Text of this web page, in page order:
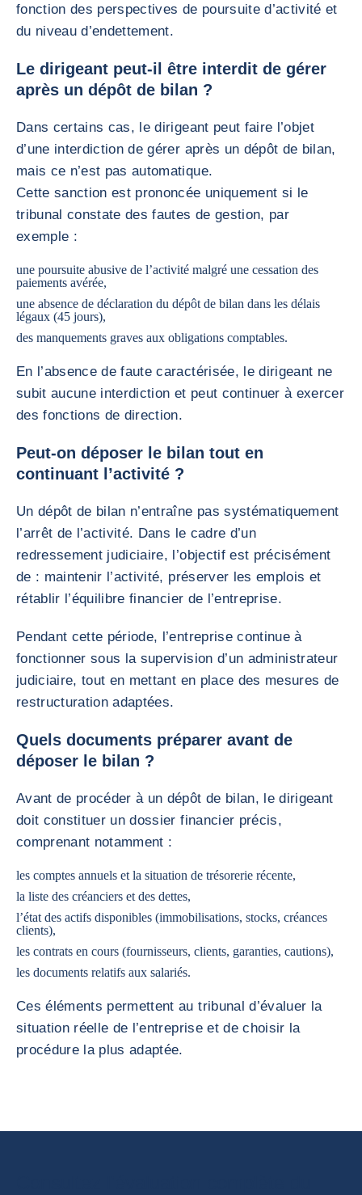
fonction des perspectives de poursuite d’activité et
du niveau d’endettement.
Le dirigeant peut-il être interdit de gérer
après un dépôt de bilan ?
Dans certains cas, le dirigeant peut faire l’objet
d’une interdiction de gérer après un dépôt de bilan,
mais ce n’est pas automatique.
Cette sanction est prononcée uniquement si le
tribunal constate des fautes de gestion, par
exemple :
une poursuite abusive de l’activité malgré une cessation des
paiements avérée,
une absence de déclaration du dépôt de bilan dans les délais
légaux (45 jours),
des manquements graves aux obligations comptables.
En l’absence de faute caractérisée, le dirigeant ne
subit aucune interdiction et peut continuer à exercer
des fonctions de direction.
Peut-on déposer le bilan tout en
continuant l’activité ?
Un dépôt de bilan n’entraîne pas systématiquement
l’arrêt de l’activité. Dans le cadre d’un
redressement judiciaire, l’objectif est précisément
de : maintenir l’activité, préserver les emplois et
rétablir l’équilibre financier de l’entreprise.
Pendant cette période, l’entreprise continue à
fonctionner sous la supervision d’un administrateur
judiciaire, tout en mettant en place des mesures de
restructuration adaptées.
Quels documents préparer avant de
déposer le bilan ?
Avant de procéder à un dépôt de bilan, le dirigeant
doit constituer un dossier financier précis,
comprenant notamment :
les comptes annuels et la situation de trésorerie récente,
la liste des créanciers et des dettes,
l’état des actifs disponibles (immobilisations, stocks, créances
clients),
les contrats en cours (fournisseurs, clients, garanties, cautions),
les documents relatifs aux salariés.
Ces éléments permettent au tribunal d’évaluer la
situation réelle de l’entreprise et de choisir la
procédure la plus adaptée.